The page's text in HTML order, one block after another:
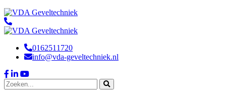
0162511720
info@vda-geveltechniek.nl